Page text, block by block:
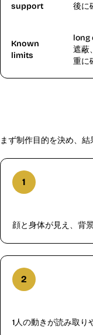
support
後に
Known
limits
long
遮蔽
重に
まず制作目的を決め、
1
顔と身体が見え、背
2
1人の動きが読み取り